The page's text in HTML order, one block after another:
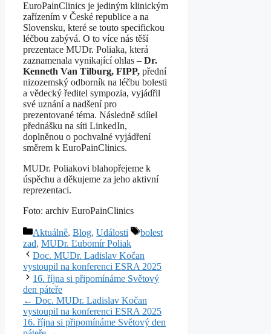
EuroPainClinics je jediným klinickým
zařízením v České republice a na
Slovensku, které se touto specifickou
léčbou zabývá. O to více nás těší
prezentace MUDr. Poliaka, která
zaznamenala vynikající ohlas – Dr.
Kenneth Van Tilburg, FIPP, přední
nizozemský odborník na léčbu bolesti
a vědecký ředitel sympozia, vyjádřil
své uznání a nadšení pro
prezentované téma. Následně sdílel
přednášku na síti LinkedIn,
doplněnou o pochvalné vyjádření
směrem k EuroPainClinics.
MUDr. Poliakovi blahopřejeme k
úspěchu a děkujeme za jeho aktivní
reprezentaci.
Foto: archiv EuroPainClinics
Rubriky
Aktuálně, Blog, Události Štítky
bolest
zad, MUDr. Ľubomír Poliak
Doc. MUDr. Ladislav Kočan
vystoupil na konferenci ESRA 2025
16. října si připomínáme Světový
den páteře
← Doc. MUDr. Ladislav Kočan
vystoupil na konferenci ESRA 2025
16. října si připomínáme Světový den